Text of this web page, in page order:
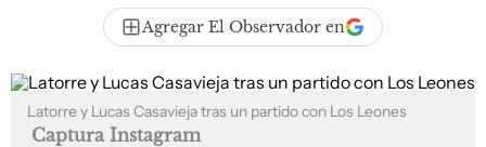
Agregar El Observador en
Latorre y Lucas Casavieja tras un partido con Los Leones
Captura Instagram